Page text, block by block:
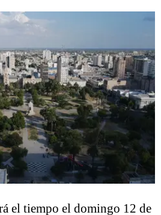
el tiempo el domingo 12 de